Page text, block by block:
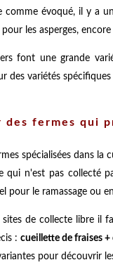
comme évoqué, il y a
les asperges,
font une grande
des variétés
des fermes qui
spécialisées dans
qui n'est pas collecté
pour le ramassage ou
sites de collecte libre il
: cueillette de fraises
pour découvrir